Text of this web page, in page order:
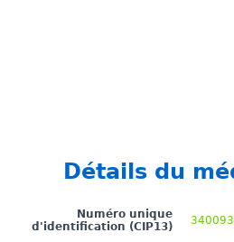
Détails du
Numéro unique
d'identification (CIP13)